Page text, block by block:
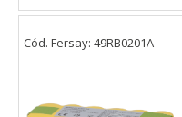
Cód. Fersay: 49RB0201A